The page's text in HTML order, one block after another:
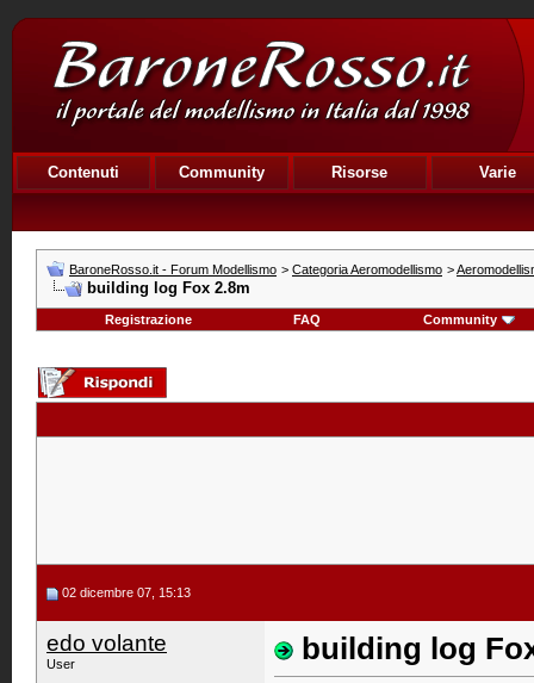
Contenuti Community Risorse Varie
BaroneRosso.it - Forum Modellismo > Categoria Aeromodellismo >
building log Fox 2.8m
Registrazione FAQ Community
02 dicembre 07, 15:13
edo volante
User building log